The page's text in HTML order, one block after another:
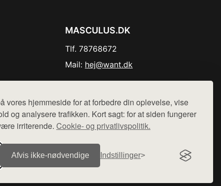
vores hjemmeside for at forbedre din oplevelse, vise
og analysere trafikken. Kort sagt: for at siden fungerer
irriterende. Cookie- og privatlivspolitik.
Afvis ikke‑nødvendige Indstillinger
MASCULUS.DK
Tlf. 78768672
Mail: hej@want.dk
sælges ikke varer fra denne side - vi henviser til de shops,